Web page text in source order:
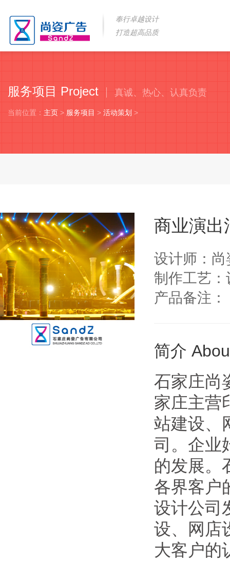
奉行卓越设计
打造超高品质
服务项目 Project 真诚、热心、认真负责
当前位置： 主页 > 服务项目 > 活动策划 >
商业演出
设计师：尚
制作工艺
产品备注：
简介
石家庄尚
家庄主营
站建设、
司。企业
的发展。
各界客户
设计公司
设、网店
大客户的